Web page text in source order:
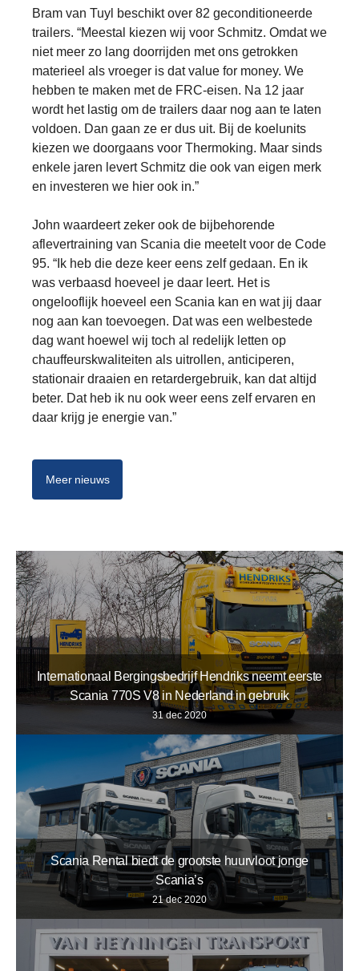
Bram van Tuyl beschikt over 82 geconditioneerde
trailers. “Meestal kiezen wij voor Schmitz. Omdat we
niet meer zo lang doorrijden met ons getrokken
materieel als vroeger is dat value for money. We
hebben te maken met de FRC-eisen. Na 12 jaar
wordt het lastig om de trailers daar nog aan te laten
voldoen. Dan gaan ze er dus uit. Bij de koelunits
kiezen we doorgaans voor Thermoking. Maar sinds
enkele jaren levert Schmitz die ook van eigen merk
en investeren we hier ook in.”
John waardeert zeker ook de bijbehorende
aflevertraining van Scania die meetelt voor de Code
95. “Ik heb die deze keer eens zelf gedaan. En ik
was verbaasd hoeveel je daar leert. Het is
ongelooflijk hoeveel een Scania kan en wat jij daar
nog aan kan toevoegen. Dat was een welbestede
dag want hoewel wij toch al redelijk letten op
chauffeurskwaliteiten als uitrollen, anticiperen,
stationair draaien en retardergebruik, kan dat altijd
beter. Dat heb ik nu ook weer eens zelf ervaren en
daar krijg je energie van.”
Meer nieuws
Internationaal Bergingsbedrijf Hendriks neemt eerste
Scania 770S V8 in Nederland in gebruik
31 dec 2020
Scania Rental biedt de grootste huurvloot jonge
Scania’s
21 dec 2020